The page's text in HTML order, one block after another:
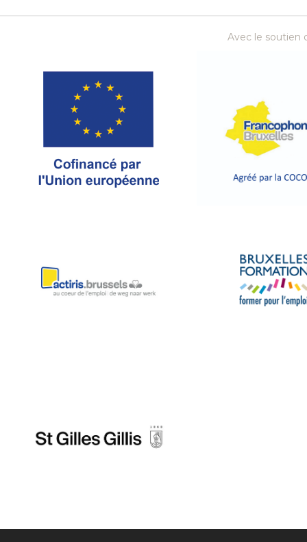
Avec le soutien